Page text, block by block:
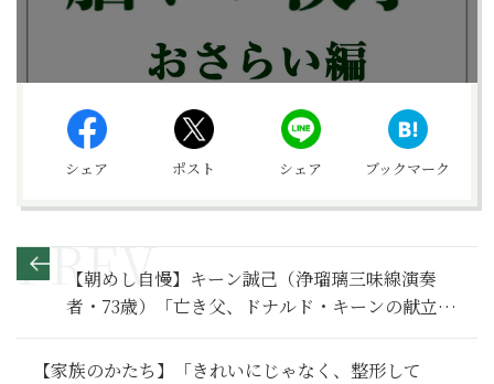
シェア ポスト シェア ブックマーク
【朝めし自慢】キーン誠己（浄瑠璃三味線演奏
者・73歳）「亡き父、ドナルド・キーンの献立を
受け継いでいます」
【家族のかたち】「きれいにじゃなく、整形して